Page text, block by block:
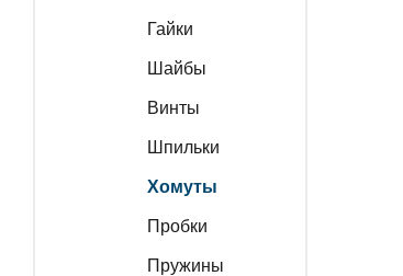
Гайки
Шайбы
Винты
Шпильки
Хомуты
Пробки
Пружины